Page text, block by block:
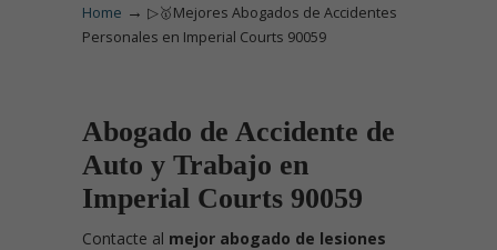
Home → ▷🥇Mejores Abogados de Accidentes
Personales en Imperial Courts 90059
Abogado de Accidente de
Auto y Trabajo en
Imperial Courts 90059
Contacte al mejor abogado de lesiones